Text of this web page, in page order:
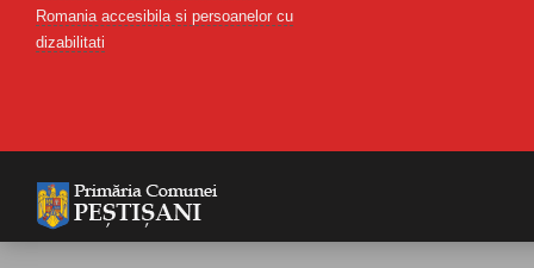
Romania accesibila si persoanelor cu
dizabilitati